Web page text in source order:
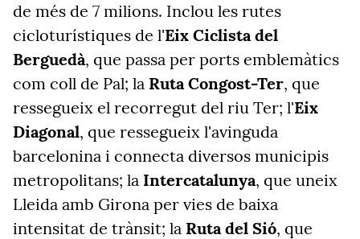
de més de 7 milions. Inclou les rutes
cicloturístiques de l'Eix Ciclista del
Berguedà, que passa per ports emblemàtics
com coll de Pal; la Ruta Congost-Ter, que
ressegueix el recorregut del riu Ter; l'Eix
Diagonal, que ressegueix l'avinguda
barcelonina i connecta diversos municipis
metropolitans; la Intercatalunya, que uneix
Lleida amb Girona per vies de baixa
intensitat de trànsit; la Ruta del Sió, que